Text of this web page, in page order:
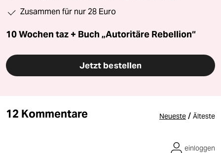
Zusammen für nur 28 Euro
10 Wochen taz + Buch „Autoritäre Rebellion“
Jetzt bestellen
12 Kommentare Neueste / Älteste
einloggen